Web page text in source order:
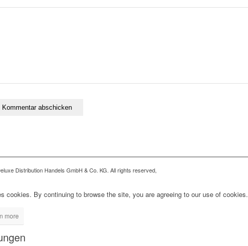
Distribution Handels GmbH & Co. KG. All rights reserved,
cookies. By continuing to browse the site, you are agreeing to our use of cookies.
more